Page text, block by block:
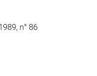
n° 86